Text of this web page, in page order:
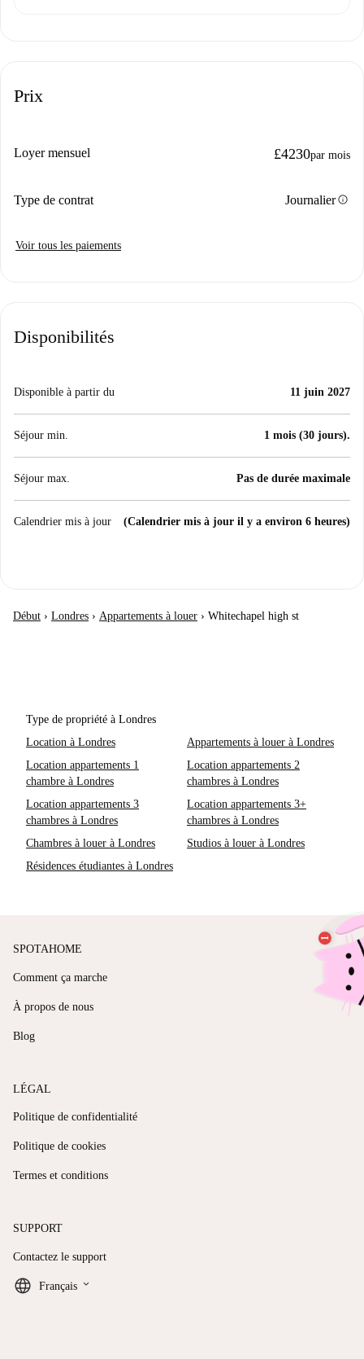
Prix
Loyer mensuel £4230par mois
Type de contrat Journalierinfo
Voir tous les paiements
Disponibilités
Disponible à partir du 11 juin 2027
Séjour min. 1 mois (30 jours).
Séjour max. Pas de durée maximale
Calendrier mis à jour (Calendrier mis à jour il y a environ 6 heures)
Début › Londres › Appartements à louer › Whitechapel high st
Type de propriété à Londres
Location à Londres
Appartements à louer à Londres
Location appartements 1
chambre à Londres
Location appartements 2
chambres à Londres
Location appartements 3
chambres à Londres
Location appartements 3+
chambres à Londres
Chambres à louer à Londres
Studios à louer à Londres
Résidences étudiantes à Londres
SPOTAHOME
Comment ça marche
À propos de nous
Blog
LÉGAL
Politique de confidentialité
Politique de cookies
Termes et conditions
SUPPORT
Contactez le support
Français keyboard_arrow_down